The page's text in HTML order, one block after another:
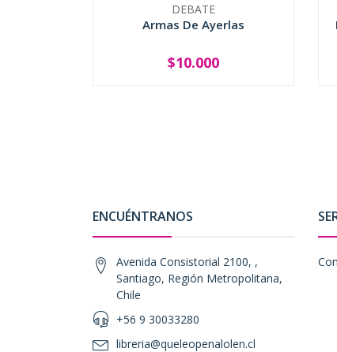
DEBATE
Armas De Ayerlas
+
$10.000
ENCUÉNTRANOS
Avenida Consistorial 2100, ,
Santiago, Región Metropolitana,
Chile
+56 9 30033280
libreria@queleopenalolen.cl